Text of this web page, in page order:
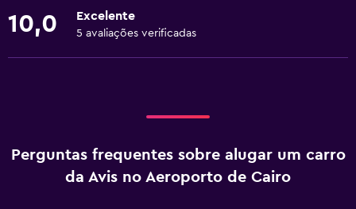
10,0 Excelente
5 avaliações verificadas
Perguntas frequentes sobre alugar um carro
da Avis no Aeroporto de Cairo